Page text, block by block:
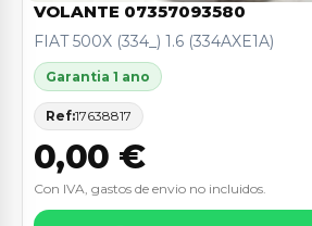
VOLANTE 07357093580
FIAT 500X (334_) 1.6 (334AXE1A)
Garantia 1 ano
Ref:17638817
0,00 €
Con IVA, gastos de envio no incluidos.